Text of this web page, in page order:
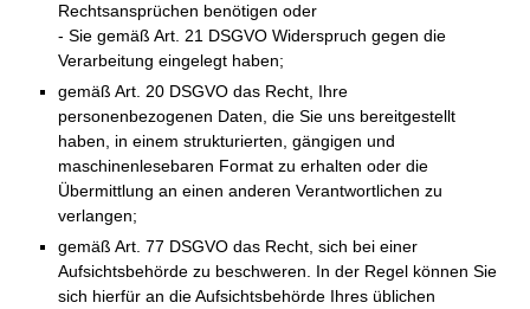
Rechtsansprüchen benötigen oder
- Sie gemäß Art. 21 DSGVO Widerspruch gegen die
Verarbeitung eingelegt haben;
gemäß Art. 20 DSGVO das Recht, Ihre
personenbezogenen Daten, die Sie uns bereitgestellt
haben, in einem strukturierten, gängigen und
maschinenlesebaren Format zu erhalten oder die
Übermittlung an einen anderen Verantwortlichen zu
verlangen;
gemäß Art. 77 DSGVO das Recht, sich bei einer
Aufsichtsbehörde zu beschweren. In der Regel können Sie
sich hierfür an die Aufsichtsbehörde Ihres üblichen